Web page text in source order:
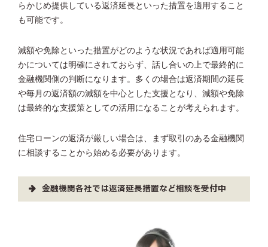
らかじめ提供している返済延長といった措置を適用すること
も可能です。
減額や免除といった措置がどのような状況であれば適用可能
かについては明確にされておらず、話し合いの上で最終的に
金融機関側の判断になります。多くの場合は返済期間の延長
や毎月の返済額の減額を中心とした支援となり、減額や免除
は最終的な支援策としての活用になることが考えられます。
住宅ローンの返済が厳しい場合は、まず取引のある金融機関
に相談することから始める必要があります。
金融機関各社では返済延長措置など相談を受付中